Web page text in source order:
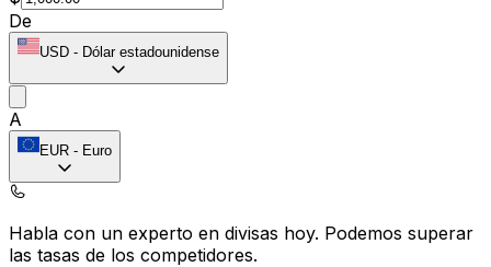
De
USD - Dólar estadounidense
A
EUR - Euro
Habla con un experto en divisas hoy. Podemos superar
las tasas de los competidores.